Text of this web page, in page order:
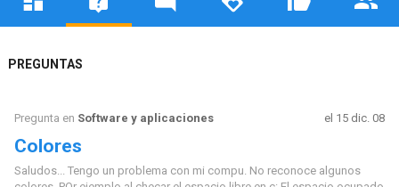
PREGUNTAS
Pregunta en Software y aplicaciones el 15 dic. 08
Colores
Saludos... Tengo un problema con mi compu. No reconoce algunos